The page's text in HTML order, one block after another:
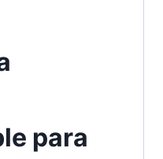
para